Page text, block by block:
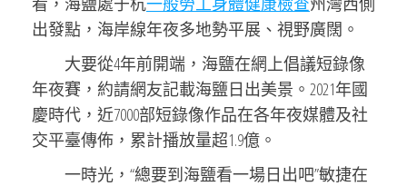
出發點，海岸線年夜多地勢平展、視野廣闊。
大要從4年前開端，海鹽在網上倡議短錄像
年夜賽，約請網友記載海鹽日出美景。2021年國
慶時代，近7000部短錄像作品在各年夜媒體及社
交平臺傳佈，累計播放量超1.9億。
一時光，“總要到海鹽看一場日出吧”敏捷在